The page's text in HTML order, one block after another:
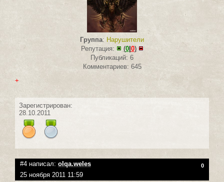
Группа: Нарушители
Репутация:
(0| 0)
Публикаций: 6
Комментариев: 645
+
Зарегистрирован:
28.10.2011
#4 написал: olqa.weles 0
25 ноября 2011 11:59